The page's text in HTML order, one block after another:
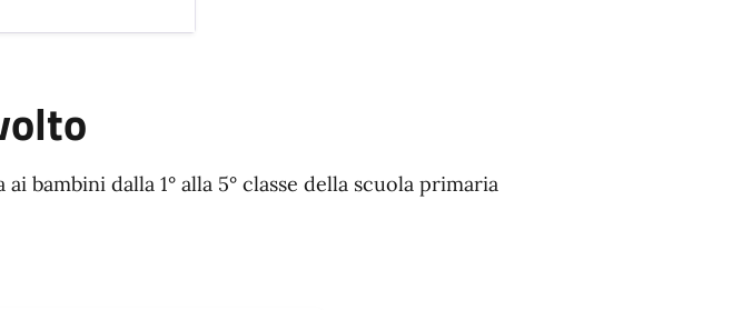
bambini dalla 1° alla 5° classe della scuola primaria